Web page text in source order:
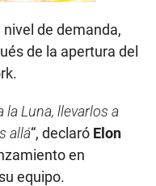
de demanda,
de la apertura del
la Luna, llevarlos a
allá“, declaró Elon
en
equipo.